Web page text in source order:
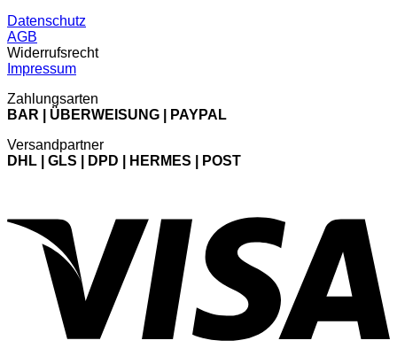
Datenschutz
AGB
Widerrufsrecht
Impressum
Zahlungsarten
BAR | ÜBERWEISUNG | PAYPAL
Versandpartner
DHL | GLS | DPD | HERMES | POST